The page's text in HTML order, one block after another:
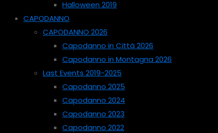
Halloween 2019
CAPODANNO
CAPODANNO 2026
Capodanno in Città 2026
Capodanno in Montagna 2026
Last Events 2019-2025
Capodanno 2025
Capodanno 2024
Capodanno 2023
Capodanno 2022